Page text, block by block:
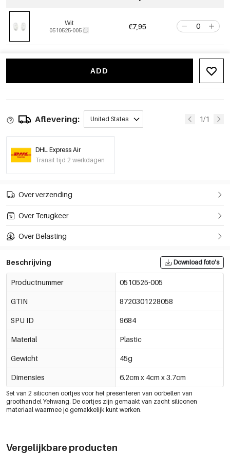
Wit
0510525-005 €7,95
ADD
Aflevering: United States 1/1
DHL Express Air
Transit tijd 2 werkdagen
Over verzending
Over Terugkeer
Over Belasting
Beschrijving Download foto's
Productnummer 0510525-005
GTIN 8720301228058
SPU ID 9684
Material Plastic
Gewicht 45g
Dimensies 6.2cm x 4cm x 3.7cm
Set van 2 siliconen oortjes voor het presenteren van oorbellen van
groothandel Yehwang. De oortjes zijn gemaakt van zacht siliconen
materiaal waarmee je gemakkelijk kunt werken.
Vergelijkbare producten